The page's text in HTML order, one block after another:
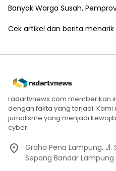
Banyak Warga Susah,
Cek artikel dan berita menarik
radartvnews.com memberikan
dengan fakta yang terjadi. Kami
jurnalisme yang menjadi
cyber.
Graha Pena Lampung. Jl.
Sepang Bandar Lampung